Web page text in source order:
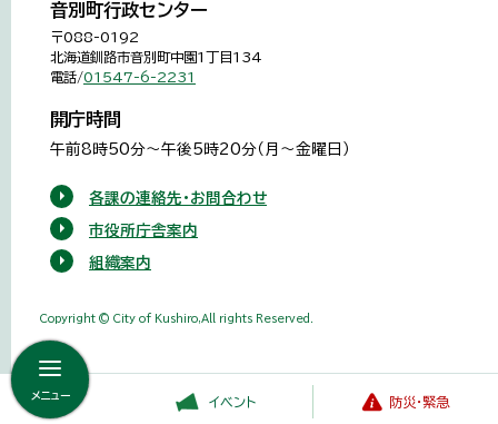
メニュー イベント 防災・緊急
音別町行政センター
〒088-0192
北海道釧路市音別町中園1丁目134
電話/01547-6-2231
開庁時間
午前8時50分～午後5時20分（月～金曜日）
各課の連絡先・お問合わせ
市役所庁舎案内
組織案内
Copyright © City of Kushiro,All rights Reserved.